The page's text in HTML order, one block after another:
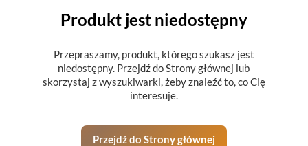
Produkt jest niedostępny
Przepraszamy, produkt, którego szukasz jest
niedostępny. Przejdź do Strony głównej lub
skorzystaj z wyszukiwarki, żeby znaleźć to, co Cię
interesuje.
Przejdź do Strony głównej